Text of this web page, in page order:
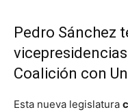
Pedro Sánchez
Coalición con
Esta nueva legislatura